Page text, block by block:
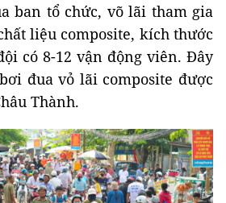
ban tổ chức, võ lãi tham gia
liệu composite, kích thước
có 8-12 vận động viên. Đây
đua vỏ lãi composite được
Thành.